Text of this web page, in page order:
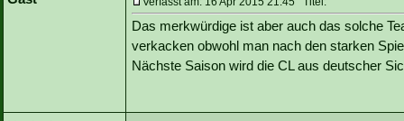
Das merkwürdige ist aber auch das solche
verkacken obwohl man nach den starken
Nächste Saison wird die CL aus deutscher